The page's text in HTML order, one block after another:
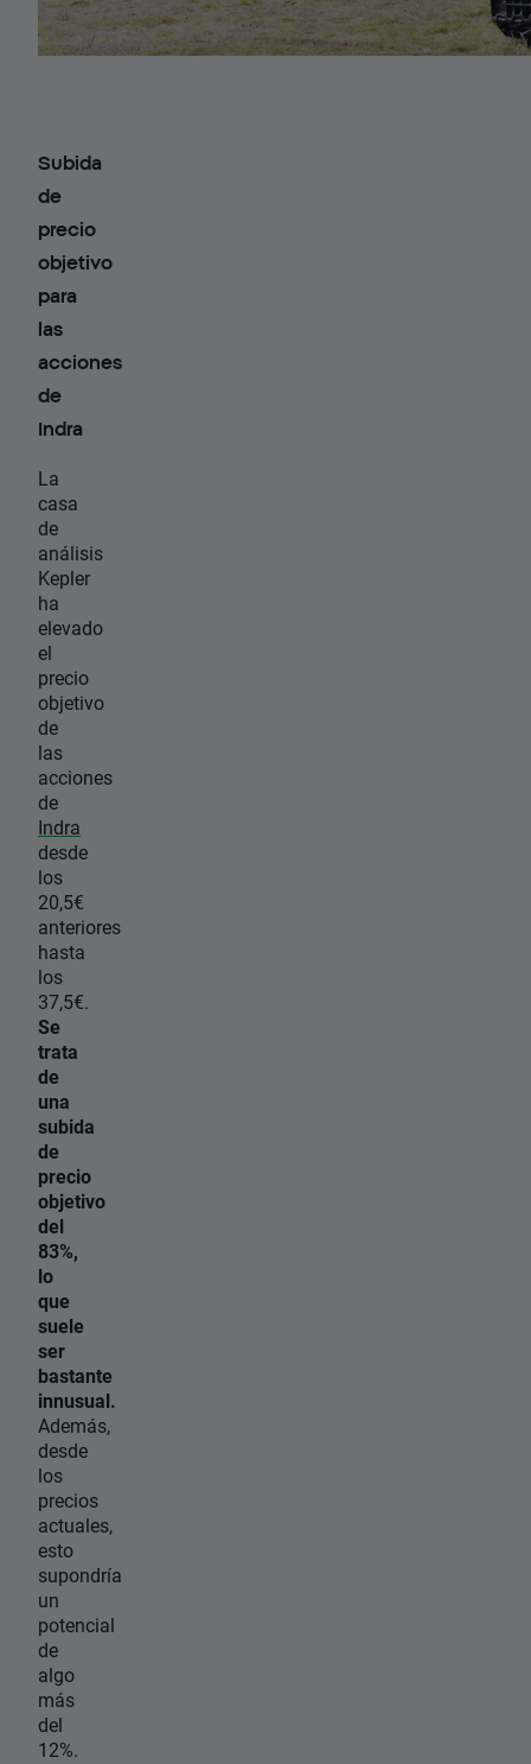
Subida
de
precio
objetivo
para
las
acciones
de
Indra
La
casa
de
análisis
Kepler
ha
elevado
el
precio
objetivo
de
las
acciones
de
Indra
desde
los
20,5€
anteriores
hasta
los
37,5€.
Se
trata
de
una
subida
de
precio
objetivo
del
83%,
lo
que
suele
ser
bastante
innusual.
Además,
desde
los
precios
actuales,
esto
supondría
un
potencial
de
algo
más
del
12%.